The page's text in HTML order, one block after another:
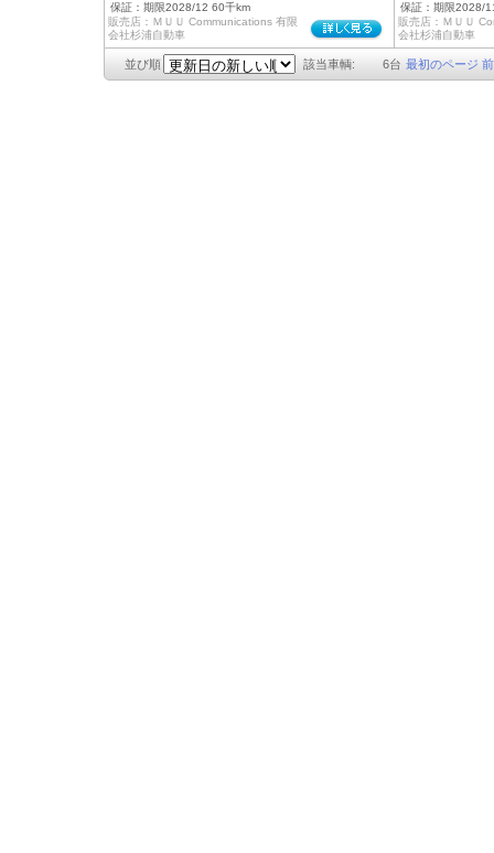
保証： 期限2028/12 60千km
販売店：ＭＵＵ Communications 有限
会社杉浦自動車
保証： 期限2028/
販売店：ＭＵＵ
会社杉浦自動車
並び順 該当車輌: 6台 最初のページ